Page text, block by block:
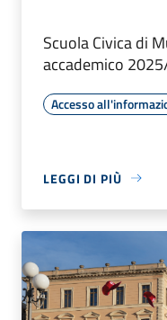
Scuola Civica di
accademico
Accesso
LEGGI DI PIÙ